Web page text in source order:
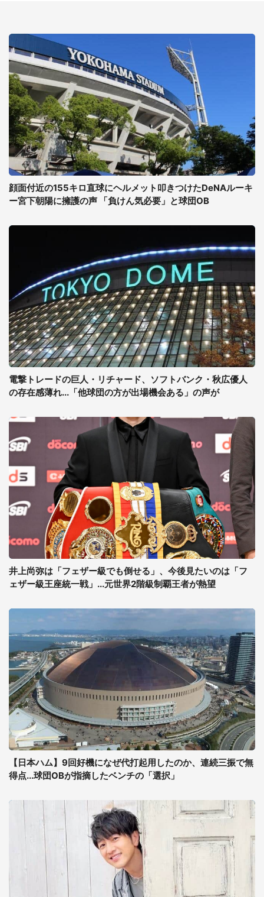
顔面付近の155キロ直球にヘルメット叩きつけたDeNAルーキ
ー宮下朝陽に擁護の声 「負けん気必要」と球団OB
電撃トレードの巨人・リチャード、ソフトバンク・秋広優人
の存在感薄れ...「他球団の方が出場機会ある」の声が
井上尚弥は「フェザー級でも倒せる」、今後見たいのは「フ
ェザー級王座統一戦」...元世界2階級制覇王者が熱望
【日本ハム】9回好機になぜ代打起用したのか、連続三振で無
得点...球団OBが指摘したベンチの「選択」